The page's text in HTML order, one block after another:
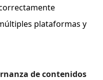
plataformas y
de contenidos